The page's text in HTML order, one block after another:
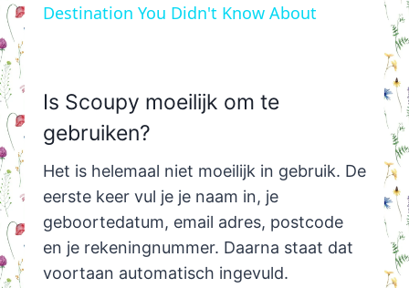
Destination You Didn't Know About
Is Scoupy moeilijk om te
gebruiken?
Het is helemaal niet moeilijk in gebruik. De
eerste keer vul je je naam in, je
geboortedatum, email adres, postcode
en je rekeningnummer. Daarna staat dat
voortaan automatisch ingevuld.